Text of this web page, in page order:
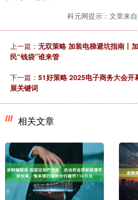
科元网提示：文章来
上一篇： 无双策略 加装电梯避坑指南丨
民“钱袋”谁来管
下一篇： 51好策略 2025电子商务大会开
展关键词
相关文章